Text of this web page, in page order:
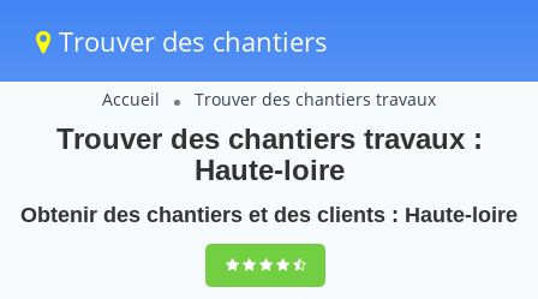
Trouver des chantiers
Accueil Trouver des chantiers travaux
Trouver des chantiers travaux :
Haute-loire
Obtenir des chantiers et des clients : Haute-loire